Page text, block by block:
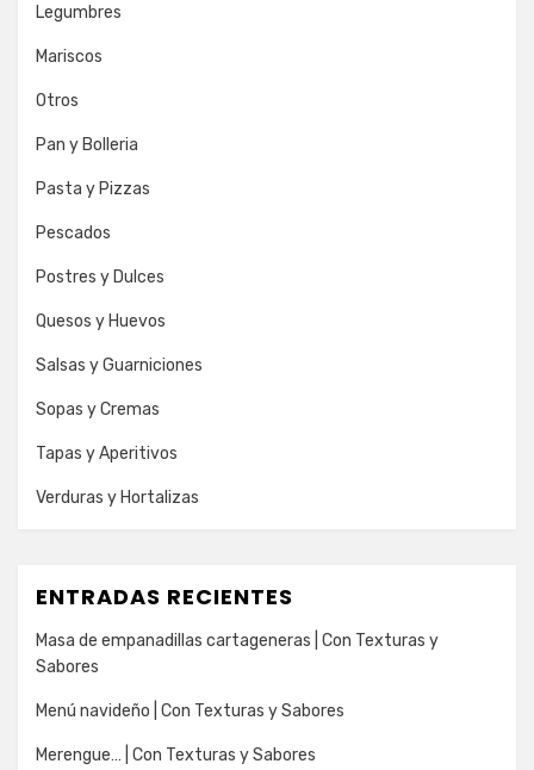
Legumbres
Mariscos
Otros
Pan y Bolleria
Pasta y Pizzas
Pescados
Postres y Dulces
Quesos y Huevos
Salsas y Guarniciones
Sopas y Cremas
Tapas y Aperitivos
Verduras y Hortalizas
ENTRADAS RECIENTES
Masa de empanadillas cartageneras | Con Texturas y
Sabores
Menú navideño | Con Texturas y Sabores
Merengue… | Con Texturas y Sabores